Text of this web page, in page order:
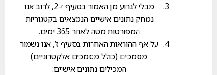
מבלי לגרוע מן האמור בסעיף ז-2, לרוב אנו
נמחק נתונים אישיים הנמצאים בקטגוריות
המפורטות מטה לאחר 365 ימים.
על אף ההוראות האחרות בסעיף ז’, אנו נשמור
מסמכים (כולל מסמכים אלקטרוניים)
המכילים נתונים אישיים: